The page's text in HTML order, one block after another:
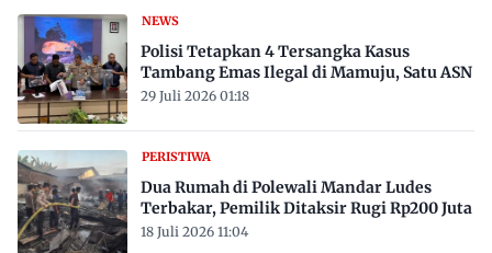
NEWS
Polisi Tetapkan 4 Tersangka Kasus
Tambang Emas Ilegal di Mamuju, Satu ASN
29 Juli 2026 01:18
PERISTIWA
Dua Rumah di Polewali Mandar Ludes
Terbakar, Pemilik Ditaksir Rugi Rp200 Juta
18 Juli 2026 11:04